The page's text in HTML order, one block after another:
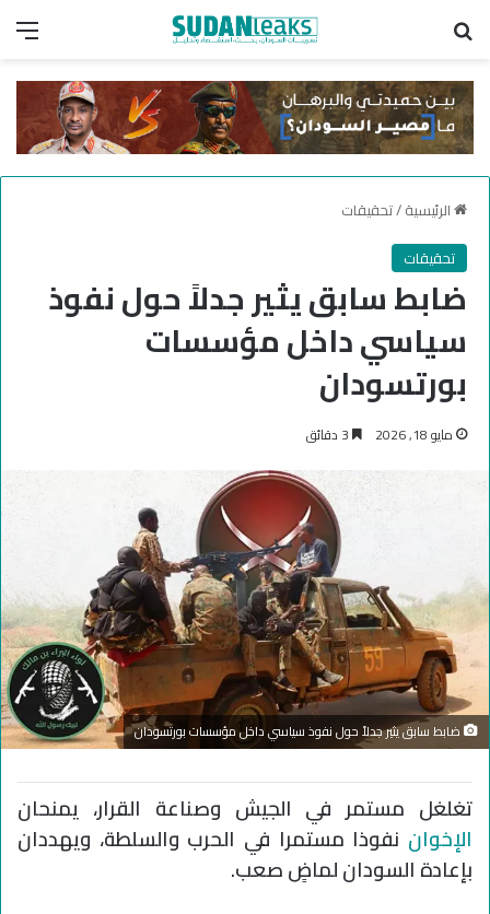
الرئيسية/تحقيقات
تحقيقات
ضابط سابق يثير جدلاً حول نفوذ
سياسي داخل مؤسسات
بورتسودان
مايو 18, 2026
ضابط سابق يثير جدلاً حول نفوذ سياسي داخل مؤسسات بورتسودان
تغلغل مستمر في الجيش وصناعة القرار، يمنحان
الإخوان نفوذا مستمرا في الحرب والسلطة، ويهددان
بإعادة السودان لماضٍ صعب.